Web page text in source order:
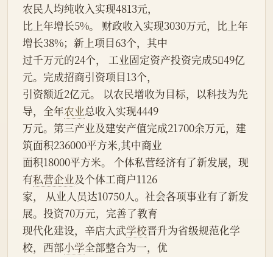
农民人均纯收入实现4813元，
比上年增长5%。 财政收入实现3030万元，比上年
增长38%；新上项目63个，其中
过千万元的24个， 工业固定资产投资完成549亿
元。完成招商引资项目13个，
引资额近2亿元。 以农民增收为目标，以科技为先
导，全年农业总收入实现4449
万元。第三产业及建安产值完成21700余万元，建
筑面积236000平方米,其中商业
面积18000平方米。 个体私营经济有了新发展，现
有私营企业及个体工商户1126
家， 从业人员达10750人。社会各项事业有了新发
展。投资70万元，完善了教育
现代化建设，辛店大武学校晋升为省级规范化学
校，西部小学全部整合为一，优